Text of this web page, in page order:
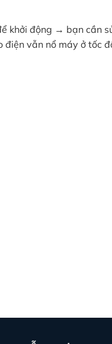
khởi động → bạn cần
điện vẫn nổ máy ở tốc